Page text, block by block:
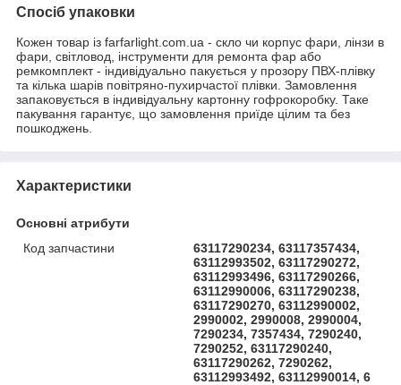
Спосіб упаковки
Кожен товар із farfarlight.com.ua - скло чи корпус фари, лінзи в
фари, світловод, інструменти для ремонта фар або
ремкомплект - індивідуально пакується у прозору ПВХ-плівку
та кілька шарів повітряно-пухирчастої плівки. Замовлення
запаковується в індивідуальну картонну гофрокоробку. Таке
пакування гарантує, що замовлення приїде цілим та без
пошкоджень.
Характеристики
Основні атрибути
Код запчастини
63117290234, 63117357434,
63112993502, 63117290272,
63112993496, 63117290266,
63112990006, 63117290238,
63117290270, 63112990002,
2990002, 2990008, 2990004,
7290234, 7357434, 7290240,
7290252, 63117290240,
63117290262, 7290262,
63112993492, 63112990014, 6